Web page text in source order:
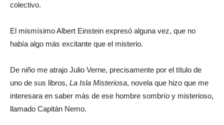
colectivo.
El mismísimo Albert Einstein expresó alguna vez, que no
había algo más excitante que el misterio.
De niño me atrajo Julio Verne, precisamente por el título de
uno de sus libros, La Isla Misteriosa, novela que hizo que me
interesara en saber más de ese hombre sombrío y misterioso,
llamado Capitán Nemo.